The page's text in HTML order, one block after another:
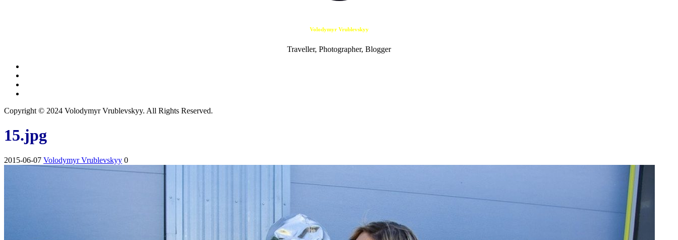
Volodymyr Vrublevskyy
Traveller, Photographer, Blogger
Copyright © 2024 Volodymyr Vrublevskyy. All Rights Reserved.
15.jpg
2015-06-07 Volodymyr Vrublevskyy 0